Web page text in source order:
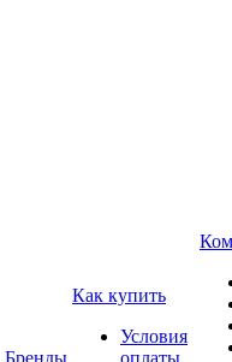
Бренды
Как купить
Условия
оплаты